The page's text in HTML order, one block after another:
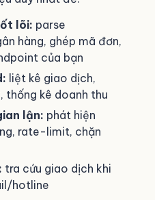
lõi: parse
hàng, ghép mã đơn,
của bạn
liệt kê giao dịch,
kê doanh thu
lận: phát hiện
rate-limit, chặn
tra cứu giao dịch khi
hotline